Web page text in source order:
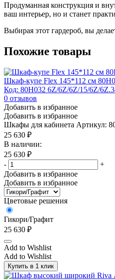
Продуманная конструкция и
ваш интерьер, но и станет
Выбирая этот гардероб, вы
Похожие товары
Шкаф-купе Flex 145*112 см
Код: 80H032 6Z/6Z/6Z/15/6Z/
0 отзывов
Добавить в избранное
Добавить в избранное
Шкафы для кабинета Артикул:
25 630 ₽
В наличии:
25 630 ₽
-
+
Добавить в избранное
Добавить в избранное
Цветовые решения
Гикори/Графит
25 630 ₽
Add to Wishlist
Add to Wishlist
Купить в 1 клик